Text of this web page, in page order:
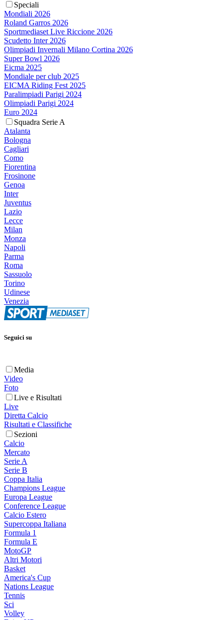
Speciali
Mondiali 2026
Roland Garros 2026
Sportmediaset Live Riccione 2026
Scudetto Inter 2026
Olimpiadi Invernali Milano Cortina 2026
Super Bowl 2026
Eicma 2025
Mondiale per club 2025
EICMA Riding Fest 2025
Paralimpiadi Parigi 2024
Olimpiadi Parigi 2024
Euro 2024
Squadra Serie A
Atalanta
Bologna
Cagliari
Como
Fiorentina
Frosinone
Genoa
Inter
Juventus
Lazio
Lecce
Milan
Monza
Napoli
Parma
Roma
Sassuolo
Torino
Udinese
Venezia
Seguici su
Media
Video
Foto
Live e Risultati
Live
Diretta Calcio
Risultati e Classifiche
Sezioni
Calcio
Mercato
Serie A
Serie B
Coppa Italia
Champions League
Europa League
Conference League
Calcio Estero
Supercoppa Italiana
Formula 1
Formula E
MotoGP
Altri Motori
Basket
America's Cup
Nations League
Tennis
Sci
Volley